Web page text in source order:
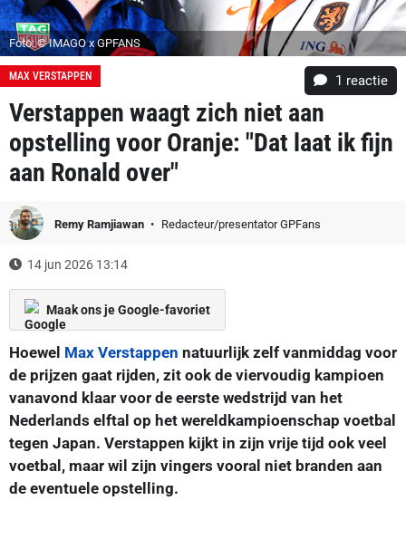
Foto: © IMAGO x GPFANS
MAX VERSTAPPEN 1 reactie
Verstappen waagt zich niet aan
opstelling voor Oranje: "Dat laat ik fijn
aan Ronald over"
Remy Ramjiawan Redacteur/presentator GPFans
14 jun 2026 13:14
Maak ons je Google-favoriet
Hoewel Max Verstappen natuurlijk zelf vanmiddag voor
de prijzen gaat rijden, zit ook de viervoudig kampioen
vanavond klaar voor de eerste wedstrijd van het
Nederlands elftal op het wereldkampioenschap voetbal
tegen Japan. Verstappen kijkt in zijn vrije tijd ook veel
voetbal, maar wil zijn vingers vooral niet branden aan
de eventuele opstelling.